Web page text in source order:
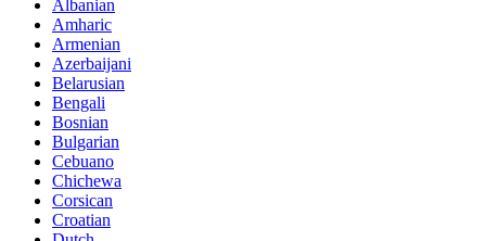
Albanian
Amharic
Armenian
Azerbaijani
Belarusian
Bengali
Bosnian
Bulgarian
Cebuano
Chichewa
Corsican
Croatian